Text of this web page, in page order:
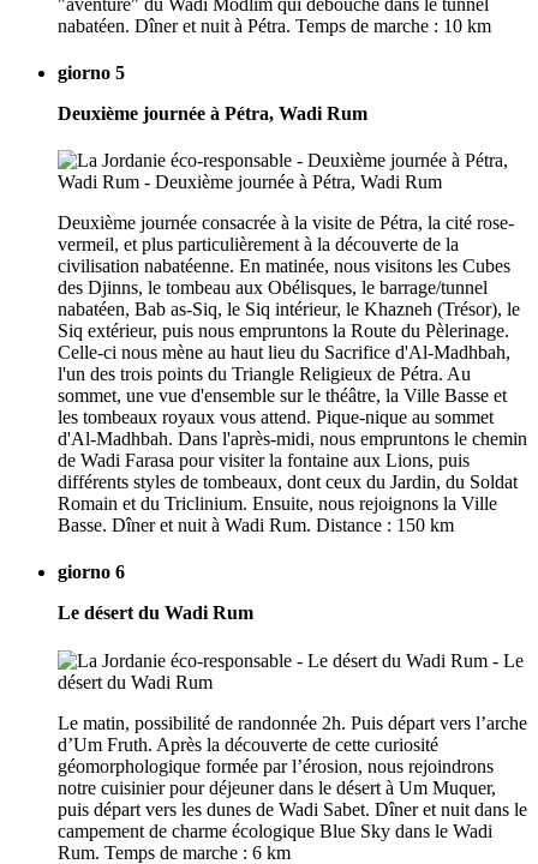
nabatéen. Dîner et nuit à Pétra. Temps de marche : 10 km
giorno 5
Deuxième journée à Pétra, Wadi Rum
Deuxième journée consacrée à la visite de Pétra, la cité rose-
vermeil, et plus particulièrement à la découverte de la
civilisation nabatéenne. En matinée, nous visitons les Cubes
des Djinns, le tombeau aux Obélisques, le barrage/tunnel
nabatéen, Bab as-Siq, le Siq intérieur, le Khazneh (Trésor), le
Siq extérieur, puis nous empruntons la Route du Pèlerinage.
Celle-ci nous mène au haut lieu du Sacrifice d'Al-Madhbah,
l'un des trois points du Triangle Religieux de Pétra. Au
sommet, une vue d'ensemble sur le théâtre, la Ville Basse et
les tombeaux royaux vous attend. Pique-nique au sommet
d'Al-Madhbah. Dans l'après-midi, nous empruntons le chemin
de Wadi Farasa pour visiter la fontaine aux Lions, puis
différents styles de tombeaux, dont ceux du Jardin, du Soldat
Romain et du Triclinium. Ensuite, nous rejoignons la Ville
Basse. Dîner et nuit à Wadi Rum. Distance : 150 km
giorno 6
Le désert du Wadi Rum
Le matin, possibilité de randonnée 2h. Puis départ vers l’arche
d’Um Fruth. Après la découverte de cette curiosité
géomorphologique formée par l’érosion, nous rejoindrons
notre cuisinier pour déjeuner dans le désert à Um Muquer,
puis départ vers les dunes de Wadi Sabet. Dîner et nuit dans le
campement de charme écologique Blue Sky dans le Wadi
Rum. Temps de marche : 6 km